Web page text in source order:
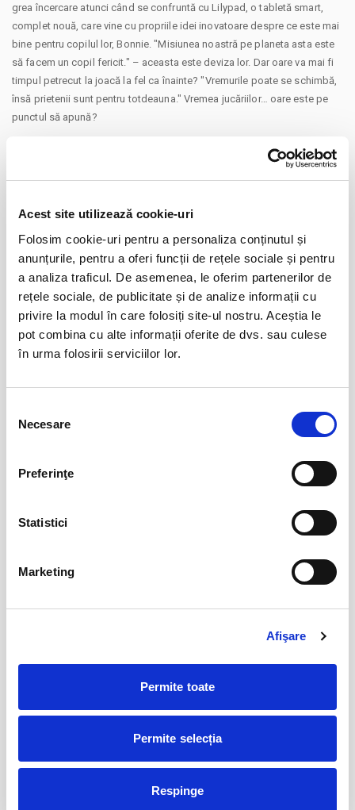
Acest site utilizează cookie-uri
Folosim cookie-uri pentru a personaliza conținutul și
anunțurile, pentru a oferi funcții de rețele sociale și pentru
a analiza traficul. De asemenea, le oferim partenerilor de
rețele sociale, de publicitate și de analize informații cu
privire la modul în care folosiți site-ul nostru. Aceștia le
pot combina cu alte informații oferite de dvs. sau culese
în urma folosirii serviciilor lor.
consimțământului
Necesare
Preferinţe
Statistici
Marketing
Afişare
Permite toate
Permite selecția
Respinge
grea încercare atunci când se confruntă cu Lilypad, o tabletă smart,
complet nouă, care vine cu propriile idei inovatoare despre ce este mai
bine pentru copilul lor, Bonnie. "Misiunea noastră pe planeta asta este
să facem un copil fericit." – aceasta este deviza lor. Dar oare va mai fi
timpul petrecut la joacă la fel ca înainte? "Vremurile poate se schimbă,
însă prietenii sunt pentru totdeauna." Vremea jucăriilor… oare este pe
punctul să apună?
Distribuie aceasta pagina
Evenimente similare
aug
17
Deschiderea Stagiunii - Filarmonica Pitesti
Pitesti
BILETE
17